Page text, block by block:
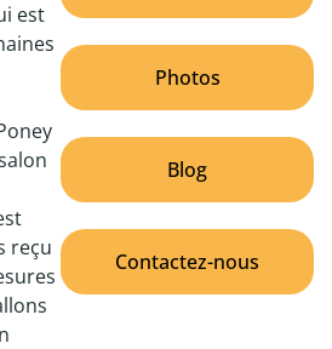
Photos
Blog
Contactez-nous
est
reçu